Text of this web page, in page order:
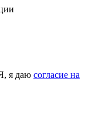
я даю согласие на